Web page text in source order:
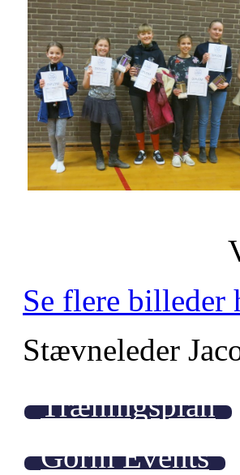
Se flere billeder
Stævneleder
Træningsplan
Gorm Events